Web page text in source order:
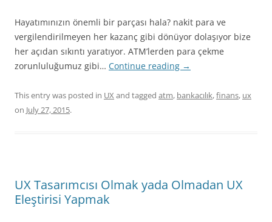
Hayatımınızın önemli bir parçası hala? nakit para ve
vergilendirilmeyen her kazanç gibi dönüyor dolaşıyor bize
her açıdan sıkıntı yaratıyor. ATM’lerden para çekme
zorunluluğumuz gibi… Continue reading →
This entry was posted in UX and tagged atm, bankacılık,finans, ux
on July 27, 2015.
UX Tasarımcısı Olmak yada Olmadan UX
Eleştirisi Yapmak